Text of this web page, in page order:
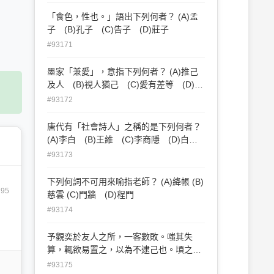
「食色，性也。」語出下列何者？ (A)孟
子 (B)孔子 (C)告子 (D)莊子
#93171
墨家「兼愛」，意指下列何者？ (A)推己
及人 (B)視人猶己 (C)愛有差等 (D)擇
善固執
#93172
唐代有「社會詩人」之稱的是下列何者？
(A)李白 (B)王維 (C)李商隱 (D)白居
易
#93173
下列何詞不可用來喻指老師？ (A)絳帳 (B)
慈雲 (C)門牆 (D)程門
#93174
予觀奕於友人之所，一客數敗。嗤其失
算，輒欲易置之，以為不逮己也。頃之，
客請與予對局，予頗易之。甫下數子，客
#93175